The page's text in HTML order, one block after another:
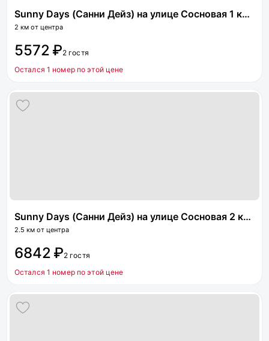
Sunny Days (Санни Дейз) на улице Сосновая 1 корпус 2
2 км от центра
5572 ₽2 гостя
Остался 1 номер по этой цене
Sunny Days (Санни Дейз) на улице Сосновая 2 корпус 4
2.5 км от центра
6842 ₽2 гостя
Остался 1 номер по этой цене